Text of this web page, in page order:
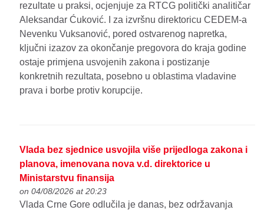
rezultate u praksi, ocjenjuje za RTCG politički analitičar
Aleksandar Ćuković. I za izvršnu direktoricu CEDEM-a
Nevenku Vuksanović, pored ostvarenog napretka,
ključni izazov za okončanje pregovora do kraja godine
ostaje primjena usvojenih zakona i postizanje
konkretnih rezultata, posebno u oblastima vladavine
prava i borbe protiv korupcije.
Vlada bez sjednice usvojila više prijedloga zakona i
planova, imenovana nova v.d. direktorice u
Ministarstvu finansija
on 04/08/2026 at 20:23
Vlada Crne Gore odlučila je danas, bez održavanja